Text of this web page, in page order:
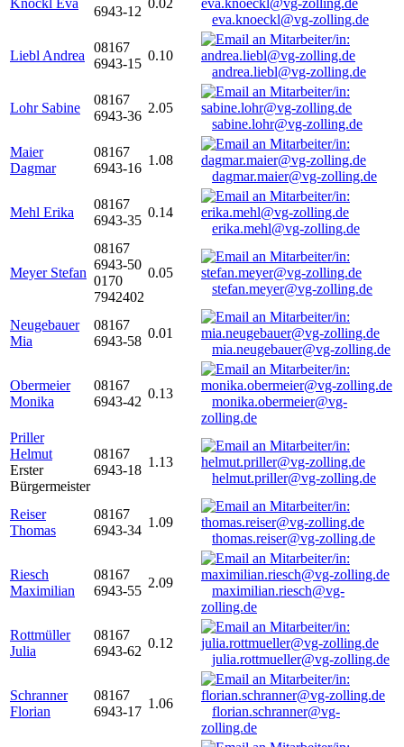
Knöckl Eva
6943-12
0.02
eva.knoeckl@vg-zolling.de
Liebl Andrea
08167
6943-15
0.10
andrea.liebl@vg-zolling.de
Lohr Sabine
08167
6943-36
2.05
sabine.lohr@vg-zolling.de
Maier
Dagmar
08167
6943-16
1.08
dagmar.maier@vg-zolling.de
Mehl Erika
08167
6943-35
0.14
erika.mehl@vg-zolling.de
Meyer Stefan
08167
6943-50
0170
7942402
0.05
stefan.meyer@vg-zolling.de
Neugebauer
Mia
08167
6943-58
0.01
mia.neugebauer@vg-zolling.de
Obermeier
Monika
08167
6943-42
0.13
monika.obermeier@vg-
zolling.de
Priller
Helmut
Erster
Bürgermeister
08167
6943-18
1.13
helmut.priller@vg-zolling.de
Reiser
Thomas
08167
6943-34
1.09
thomas.reiser@vg-zolling.de
Riesch
Maximilian
08167
6943-55
2.09
maximilian.riesch@vg-
zolling.de
Rottmüller
Julia
08167
6943-62
0.12
julia.rottmueller@vg-zolling.de
Schranner
Florian
08167
6943-17
1.06
florian.schranner@vg-
zolling.de